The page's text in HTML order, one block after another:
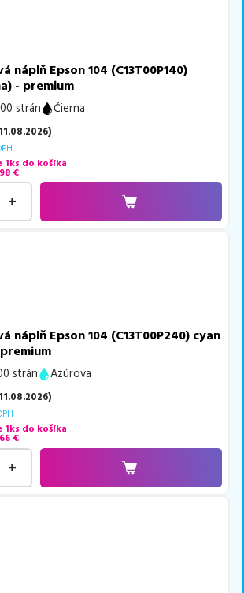
náplň Epson 104 (C13T00P140)
- premium
strán
Čierna
11.08.2026)
1ks do košíka
€
+
náplň Epson 104 (C13T00P240) cyan
strán
Azúrova
11.08.2026)
1ks do košíka
€
+